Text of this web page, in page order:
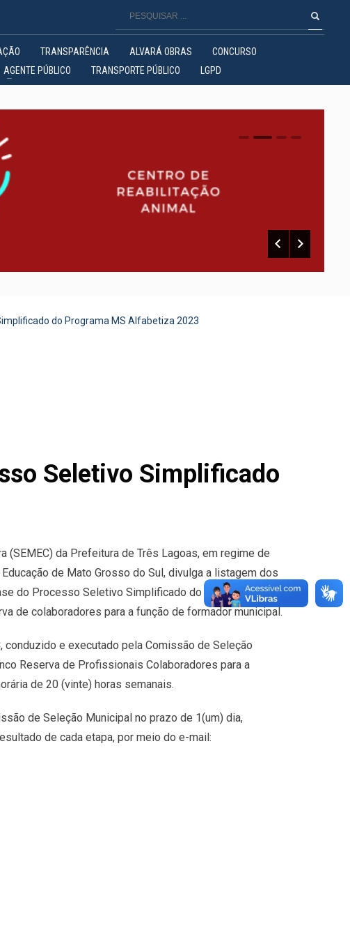
TRANSPARÊNCIA ALVARÁ OBRAS
CONCURSO
AGENTE PÚBLICO TRANSPORTE PÚBLICO LGPD
0 1 2
do Programa MS Alfabetiza 2023
Seletivo Simplificado
(SEMEC) da Prefeitura de Três Lagoas, em regime de
de Mato Grosso do Sul, divulga a listagem dos
do Processo Seletivo Simplificado do Programa MS
de colaboradores para a função de formador municipal.
e executado pela Comissão de Seleção
Reserva de Profissionais Colaboradores para a
de 20 (vinte) horas semanais.
de Seleção Municipal no prazo de 1(um) dia,
de cada etapa, por meio do e-mail: